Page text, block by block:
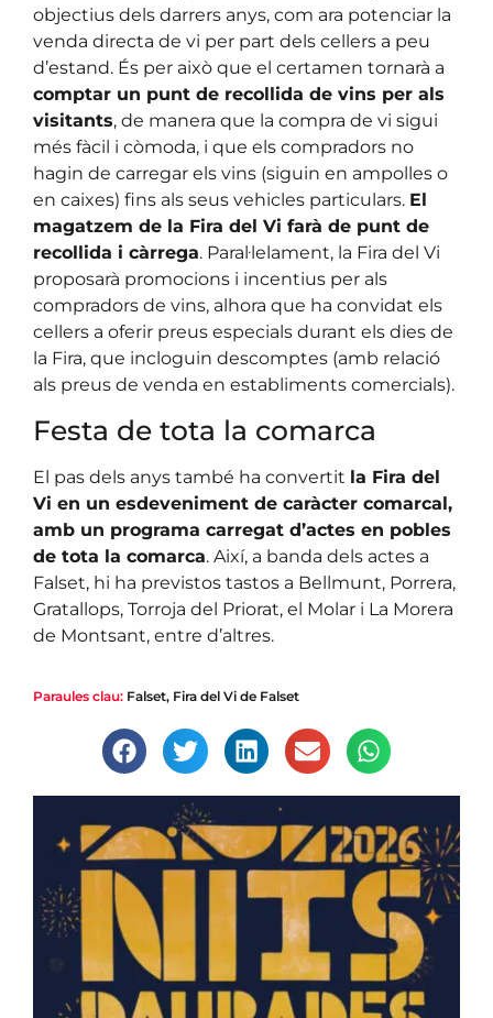
objectius dels darrers anys, com ara potenciar la
venda directa de vi per part dels cellers a peu
d’estand. És per això que el certamen tornarà a
comptar un punt de recollida de vins per als
visitants, de manera que la compra de vi sigui
més fàcil i còmoda, i que els compradors no
hagin de carregar els vins (siguin en ampolles o
en caixes) fins als seus vehicles particulars. El
magatzem de la Fira del Vi farà de punt de
recollida i càrrega. Paral·lelament, la Fira del Vi
proposarà promocions i incentius per als
compradors de vins, alhora que ha convidat els
cellers a oferir preus especials durant els dies de
la Fira, que incloguin descomptes (amb relació
als preus de venda en establiments comercials).
Festa de tota la comarca
El pas dels anys també ha convertit la Fira del
Vi en un esdeveniment de caràcter comarcal,
amb un programa carregat d’actes en pobles
de tota la comarca. Així, a banda dels actes a
Falset, hi ha previstos tastos a Bellmunt, Porrera,
Gratallops, Torroja del Priorat, el Molar i La Morera
de Montsant, entre d’altres.
Paraules clau: Falset, Fira del Vi de Falset